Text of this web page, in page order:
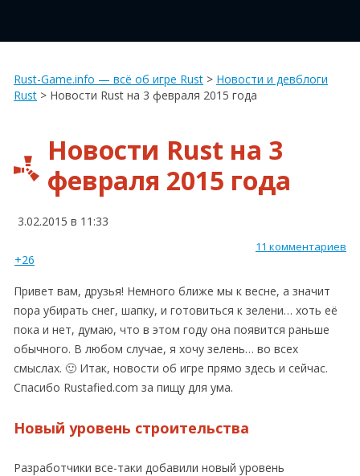
Rust-Game.info — всё об игре Rust > Новости и девблоги
Rust > Новости Rust на 3 февраля 2015 года
Новости Rust на 3
февраля 2015 года
3.02.2015 в 11:33
11 комментариев
+26
Привет вам, друзья! Немного ближе мы к весне, а значит
пора убирать снег, шапку, и готовиться к зелени… хоть её
пока и нет, думаю, что в этом году она появится раньше
обычного. В любом случае, я хочу зелень… во всех
смыслах. 🙂 Итак, новости об игре прямо здесь и сейчас.
Спасибо Rustafied.com за пищу для ума.
Новый уровень строительства
Разработчики все-таки добавили новый уровень